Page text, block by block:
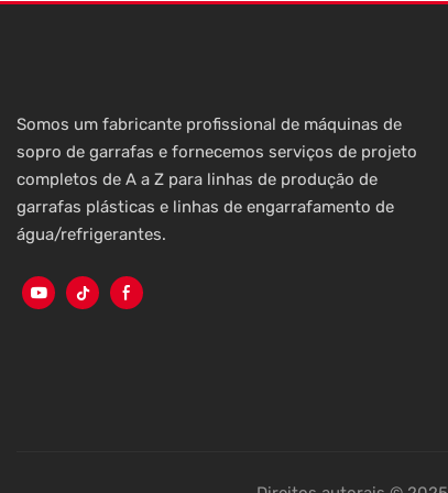
Somos um fabricante profissional de máquinas de
sopro de garrafas e fornecemos serviços de projeto
completos de A a Z para linhas de produção de
garrafas plásticas e linhas de engarrafamento de
água/refrigerantes.